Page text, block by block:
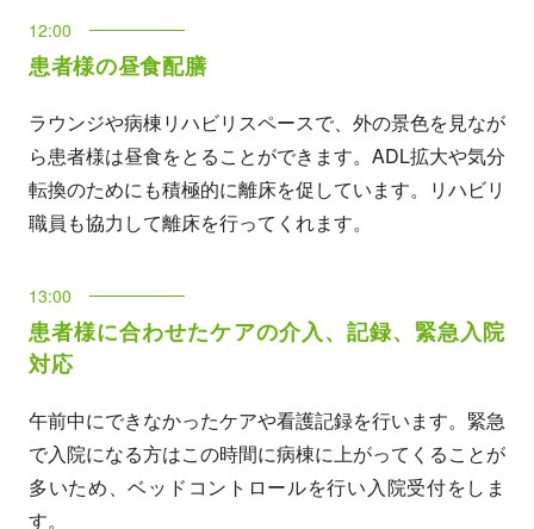
12:00
患者様の昼食配膳
ラウンジや病棟リハビリスペースで、外の景色を見なが
ら患者様は昼食をとることができます。ADL拡大や気分
転換のためにも積極的に離床を促しています。リハビリ
職員も協力して離床を行ってくれます。
13:00
患者様に合わせたケアの介入、記録、緊急入院
対応
午前中にできなかったケアや看護記録を行います。緊急
で入院になる方はこの時間に病棟に上がってくることが
多いため、ベッドコントロールを行い入院受付をしま
す。